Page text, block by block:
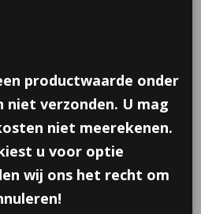
productwaarde onder
niet verzonden. U mag
niet meerekenen.
u voor optie
wij ons het recht om